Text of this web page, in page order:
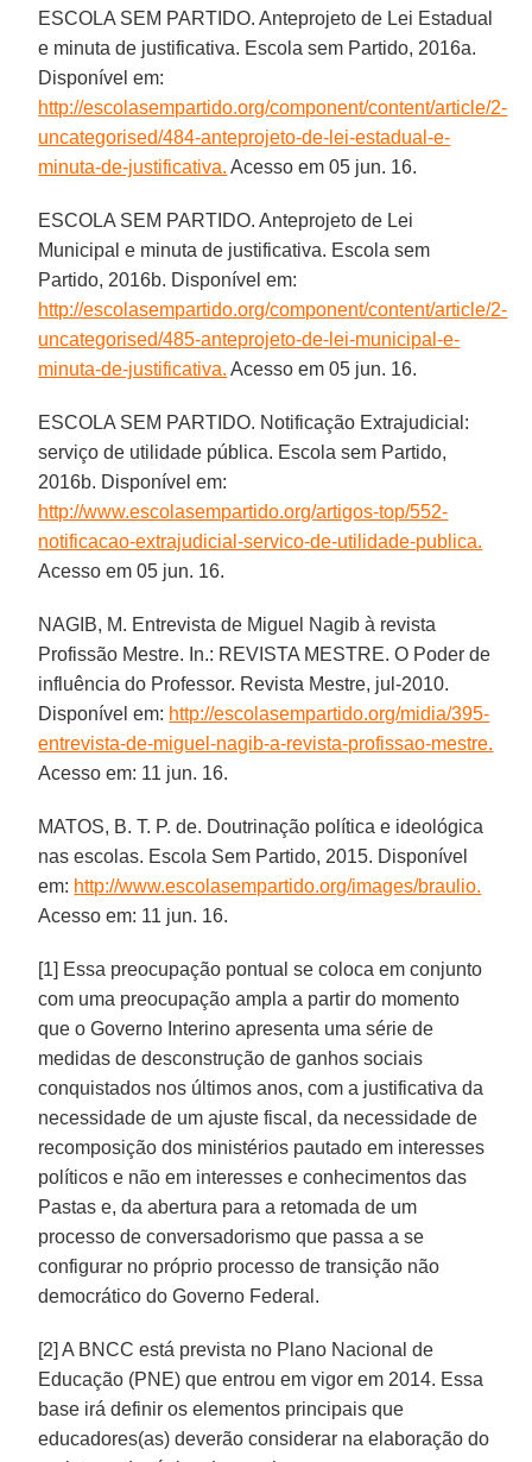
ESCOLA SEM PARTIDO. Anteprojeto de Lei Estadual
e minuta de justificativa. Escola sem Partido, 2016a.
Disponível em:
http://escolasempartido.org/component/content/article/2-
uncategorised/484-anteprojeto-de-lei-estadual-e-
minuta-de-justificativa. Acesso em 05 jun. 16.
ESCOLA SEM PARTIDO. Anteprojeto de Lei
Municipal e minuta de justificativa. Escola sem
Partido, 2016b. Disponível em:
http://escolasempartido.org/component/content/article/2-
uncategorised/485-anteprojeto-de-lei-municipal-e-
minuta-de-justificativa. Acesso em 05 jun. 16.
ESCOLA SEM PARTIDO. Notificação Extrajudicial:
serviço de utilidade pública. Escola sem Partido,
2016b. Disponível em:
http://www.escolasempartido.org/artigos-top/552-
notificacao-extrajudicial-servico-de-utilidade-publica.
Acesso em 05 jun. 16.
NAGIB, M. Entrevista de Miguel Nagib à revista
Profissão Mestre. In.: REVISTA MESTRE. O Poder de
influência do Professor. Revista Mestre, jul-2010.
Disponível em: http://escolasempartido.org/midia/395-
entrevista-de-miguel-nagib-a-revista-profissao-mestre.
Acesso em: 11 jun. 16.
MATOS, B. T. P. de. Doutrinação política e ideológica
nas escolas. Escola Sem Partido, 2015. Disponível
em: http://www.escolasempartido.org/images/braulio.
Acesso em: 11 jun. 16.
[1] Essa preocupação pontual se coloca em conjunto
com uma preocupação ampla a partir do momento
que o Governo Interino apresenta uma série de
medidas de desconstrução de ganhos sociais
conquistados nos últimos anos, com a justificativa da
necessidade de um ajuste fiscal, da necessidade de
recomposição dos ministérios pautado em interesses
políticos e não em interesses e conhecimentos das
Pastas e, da abertura para a retomada de um
processo de conversadorismo que passa a se
configurar no próprio processo de transição não
democrático do Governo Federal.
[2] A BNCC está prevista no Plano Nacional de
Educação (PNE) que entrou em vigor em 2014. Essa
base irá definir os elementos principais que
educadores(as) deverão considerar na elaboração do